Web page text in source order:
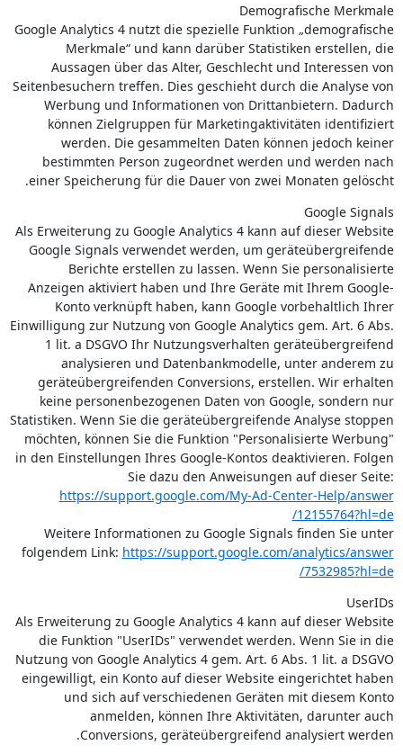
Demografische Merkmale
Google Analytics 4 nutzt die spezielle Funktion „demografische
Merkmale“ und kann darüber Statistiken erstellen, die
Aussagen über das Alter, Geschlecht und Interessen von
Seitenbesuchern treffen. Dies geschieht durch die Analyse von
Werbung und Informationen von Drittanbietern. Dadurch
können Zielgruppen für Marketingaktivitäten identifiziert
werden. Die gesammelten Daten können jedoch keiner
bestimmten Person zugeordnet werden und werden nach
einer Speicherung für die Dauer von zwei Monaten gelöscht.
Google Signals
Als Erweiterung zu Google Analytics 4 kann auf dieser Website
Google Signals verwendet werden, um geräteübergreifende
Berichte erstellen zu lassen. Wenn Sie personalisierte
Anzeigen aktiviert haben und Ihre Geräte mit Ihrem Google-
Konto verknüpft haben, kann Google vorbehaltlich Ihrer
Einwilligung zur Nutzung von Google Analytics gem. Art. 6 Abs.
1 lit. a DSGVO Ihr Nutzungsverhalten geräteübergreifend
analysieren und Datenbankmodelle, unter anderem zu
geräteübergreifenden Conversions, erstellen. Wir erhalten
keine personenbezogenen Daten von Google, sondern nur
Statistiken. Wenn Sie die geräteübergreifende Analyse stoppen
möchten, können Sie die Funktion "Personalisierte Werbung"
in den Einstellungen Ihres Google-Kontos deaktivieren. Folgen
Sie dazu den Anweisungen auf dieser Seite:
https://support.google.com/My-Ad-Center-Help/answer
/12155764?hl=de
Weitere Informationen zu Google Signals finden Sie unter
folgendem Link: https://support.google.com/analytics/answer
/7532985?hl=de
UserIDs
Als Erweiterung zu Google Analytics 4 kann auf dieser Website
die Funktion "UserIDs" verwendet werden. Wenn Sie in die
Nutzung von Google Analytics 4 gem. Art. 6 Abs. 1 lit. a DSGVO
eingewilligt, ein Konto auf dieser Website eingerichtet haben
und sich auf verschiedenen Geräten mit diesem Konto
anmelden, können Ihre Aktivitäten, darunter auch
Conversions, geräteübergreifend analysiert werden.